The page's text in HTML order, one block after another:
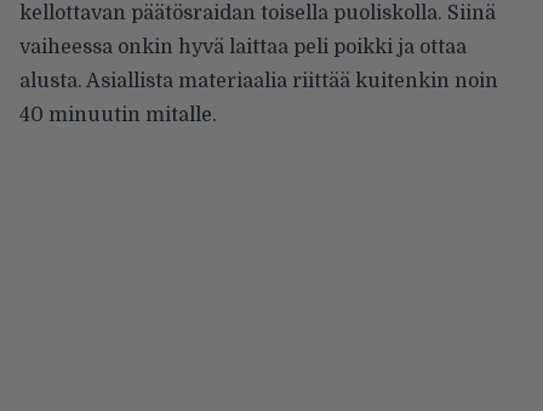
kellottavan päätösraidan toisella puoliskolla. Siinä
vaiheessa onkin hyvä laittaa peli poikki ja ottaa
alusta. Asiallista materiaalia riittää kuitenkin noin
40 minuutin mitalle.